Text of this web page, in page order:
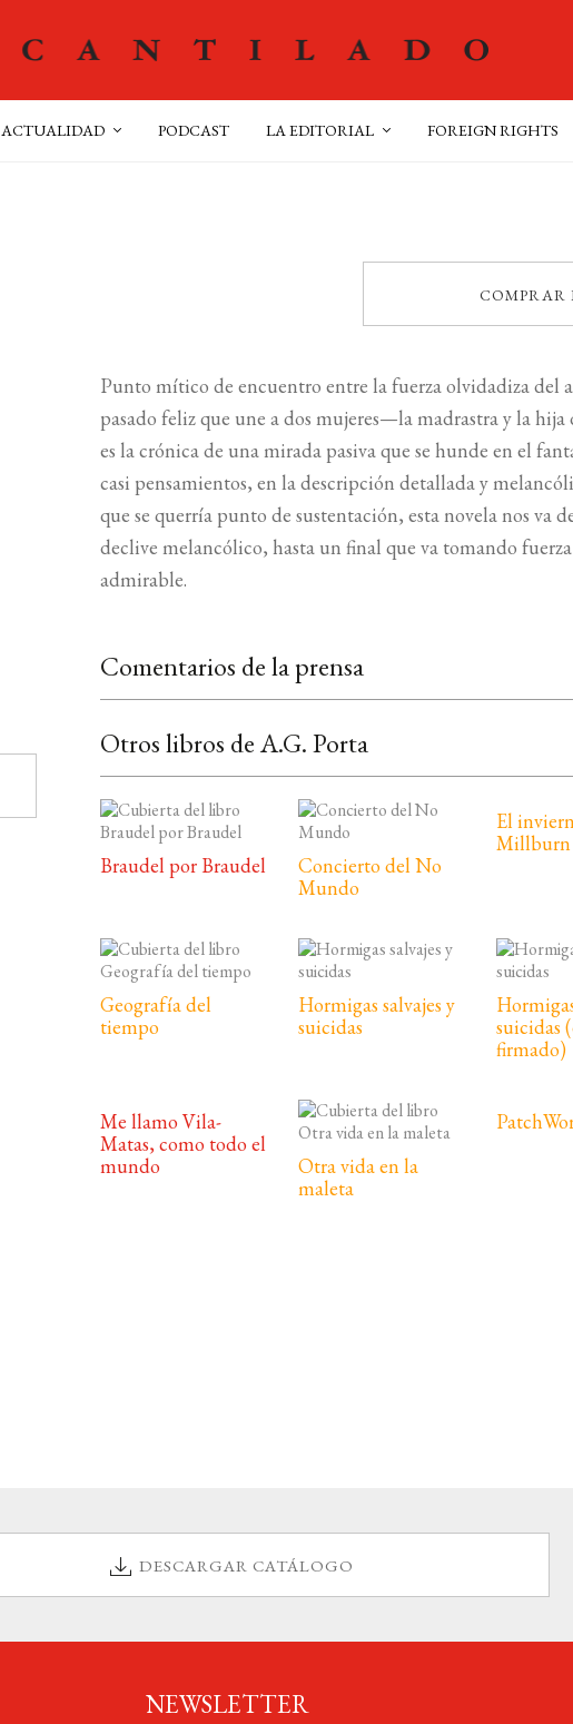
ACTUALIDAD PODCAST LA EDITORIAL FOREIGN RIGHTS
Punto mítico de encuentro entre la fuerza olvidadiza del
pasado feliz que une a dos mujeres—la madrastra y la
es la crónica de una mirada pasiva que se hunde en el
casi pensamientos, en la descripción detallada y
que se querría punto de sustentación, esta novela nos va
declive melancólico, hasta un final que va tomando
admirable.
Comentarios de la prensa
Otros libros de A.G. Porta
Braudel por Braudel
Concierto del No
Mundo
El
Millburn
Geografía del
tiempo
Hormigas salvajes y
suicidas
suicidas
firmado)
Me llamo Vila-
Matas, como todo el
mundo
Otra vida en la
maleta
DESCARGAR CATÁLOGO
NEWSLETTER